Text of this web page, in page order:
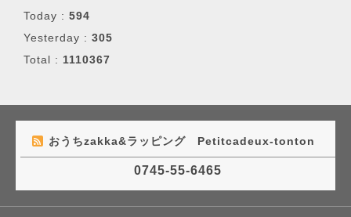
Today : 594
Yesterday : 305
Total : 1110367
おうちzakka&ラッピング Petitcadeux-tonton
0745-55-6465